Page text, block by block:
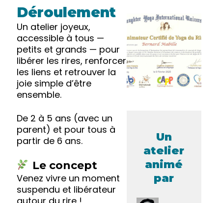
Déroulement
Un atelier joyeux,
accessible à tous —
petits et grands — pour
libérer les rires, renforcer
les liens et retrouver la
joie simple d’être
ensemble.
De 2 à 5 ans (avec un
parent) et pour tous à
partir de 6 ans.
Le concept
Venez vivre un moment
suspendu et libérateur
Un
atelier
animé
par